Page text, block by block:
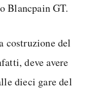
Blancpain GT.
costruzione del
deve avere
dieci gare del